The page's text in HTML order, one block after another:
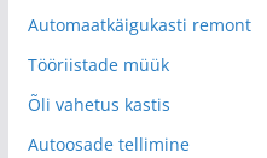
Automaatkäigukasti remont
Tööriistade müük
Õli vahetus kastis
Autoosade tellimine